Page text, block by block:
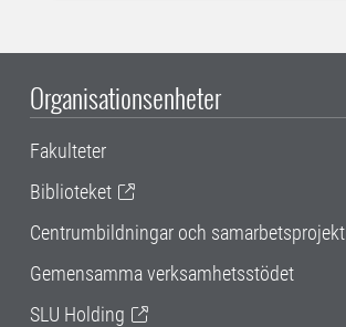
Organisationsenheter
Fakulteter
Biblioteket
Centrumbildningar och samarbetsprojekt
Gemensamma verksamhetsstödet
SLU Holding